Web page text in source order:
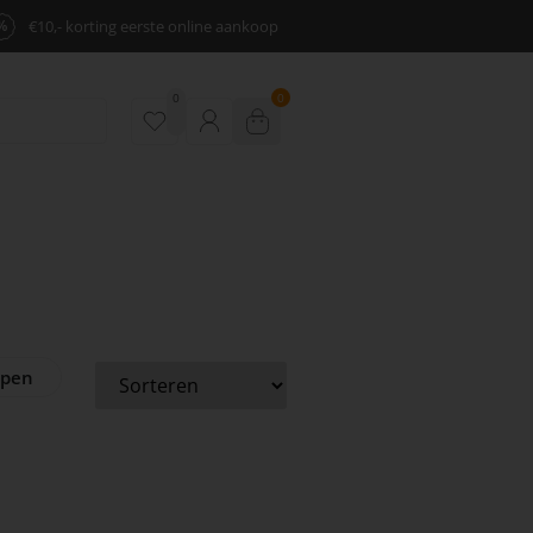
€10,- korting eerste online aankoop
0 0